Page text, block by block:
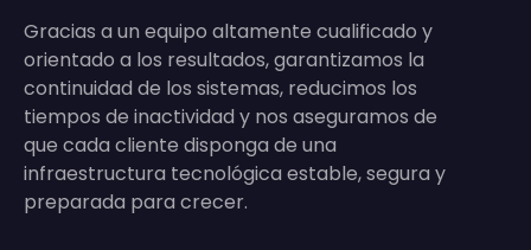
Gracias a un equipo altamente cualificado y
orientado a los resultados, garantizamos la
continuidad de los sistemas, reducimos los
tiempos de inactividad y nos aseguramos de
que cada cliente disponga de una
infraestructura tecnológica estable, segura y
preparada para crecer.